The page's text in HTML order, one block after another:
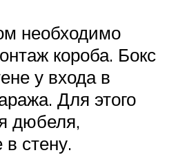
необходимо
короба. Бокс
у входа в
Для этого
дюбеля,
стену.